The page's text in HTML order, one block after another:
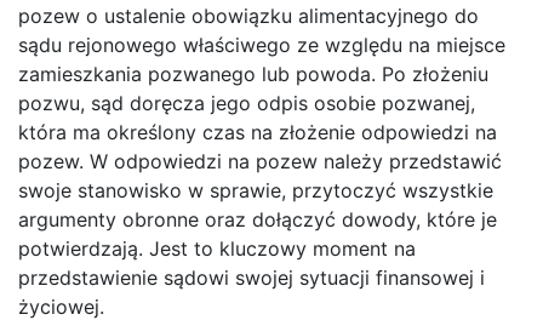
pozew o ustalenie obowiązku alimentacyjnego do
sądu rejonowego właściwego ze względu na miejsce
zamieszkania pozwanego lub powoda. Po złożeniu
pozwu, sąd doręcza jego odpis osobie pozwanej,
która ma określony czas na złożenie odpowiedzi na
pozew. W odpowiedzi na pozew należy przedstawić
swoje stanowisko w sprawie, przytoczyć wszystkie
argumenty obronne oraz dołączyć dowody, które je
potwierdzają. Jest to kluczowy moment na
przedstawienie sądowi swojej sytuacji finansowej i
życiowej.